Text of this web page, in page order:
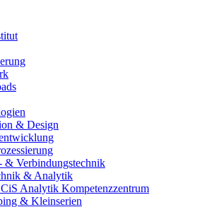
& Design
& Verbindungstechnik
& Analytik
Analytik Kompetenzzentrum
& Kleinserien